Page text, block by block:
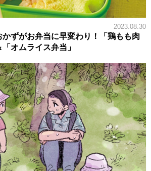
2023.08.30
ずがお弁当に早変わり！「鶏もも肉
オムライス弁当」